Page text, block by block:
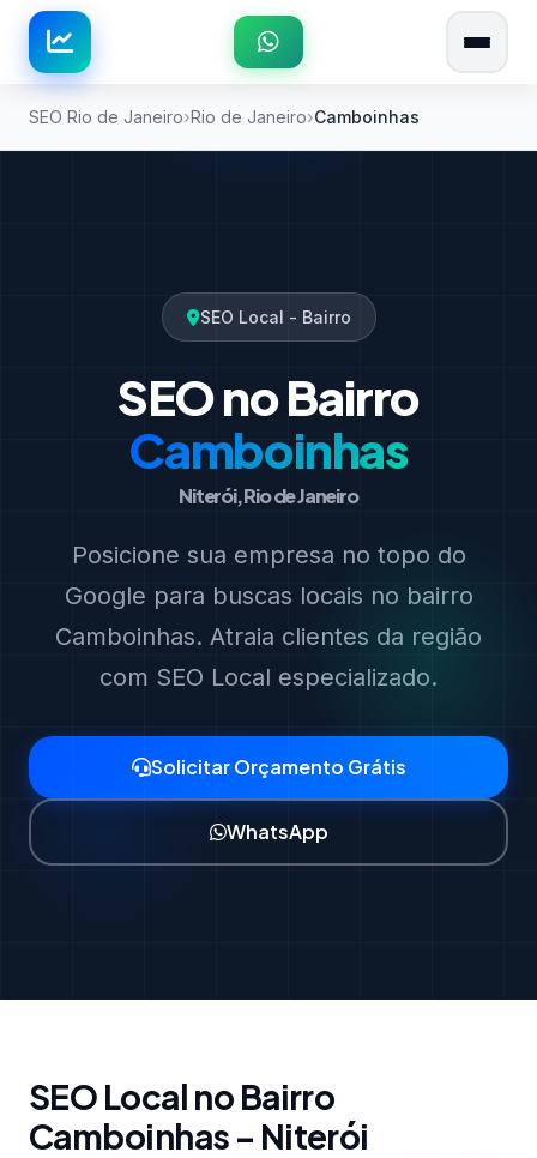
SEO Rio de Janeiro Rio de Janeiro Camboinhas
SEO Local - Bairro
SEO no Bairro
Camboinhas
Niterói, Rio de Janeiro
Posicione sua empresa no topo do
Google para buscas locais no bairro
Camboinhas. Atraia clientes da região
com SEO Local especializado.
Solicitar Orçamento Grátis
WhatsApp
SEO Local no Bairro
Camboinhas – Niterói